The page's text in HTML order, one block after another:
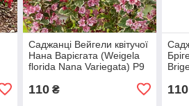
Саджанці Вейгели квітучої
Нана Варієгата (Weigela
florida Nana Variegatа) Р9
110₴ 110